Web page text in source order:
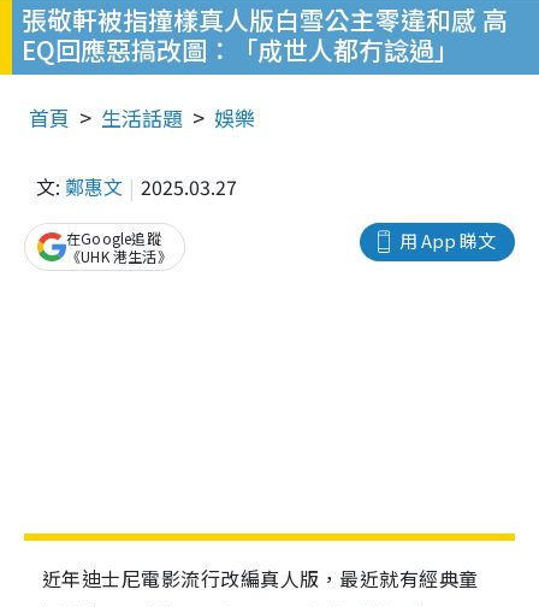
張敬軒被指撞樣真人版白雪公主零違和感 高
EQ回應惡搞改圖：「成世人都冇諗過」
首頁 生活話題 娛樂
文: 鄭惠文 2025.03.27
用 App 睇文
在Google追蹤
《UHK 港生活》
近年迪士尼電影流行改編真人版，最近就有經典童